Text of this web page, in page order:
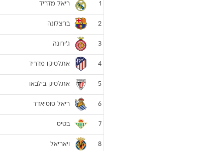
1 ריאל מדריד
2 ברצלונה
3 ג'ירונה
4 אתלטיקו מדריד
5 אתלטיק בילבאו
6 ריאל סוסיאדד
7 בטיס
8 ויאריאל